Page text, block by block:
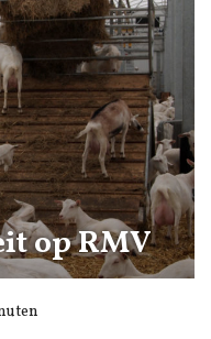
op RMV